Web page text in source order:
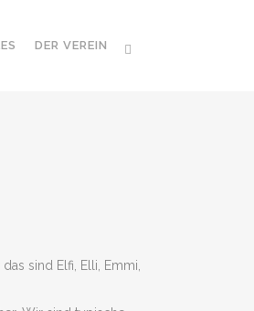
DER VEREIN
sind Elfi, Elli, Emmi,